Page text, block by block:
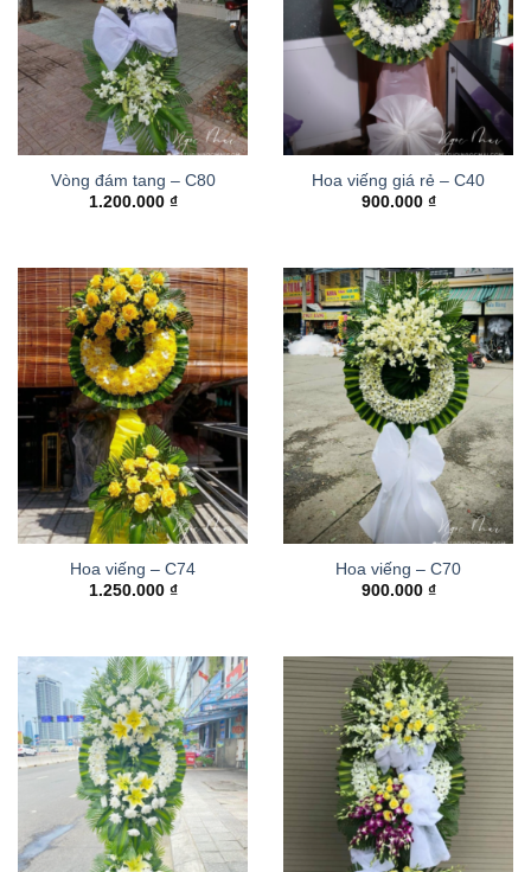
Vòng đám tang – C80
1.200.000 ₫
Hoa viếng giá rẻ – C40
900.000 ₫
Hoa viếng – C74
1.250.000 ₫
Hoa viếng – C70
900.000 ₫